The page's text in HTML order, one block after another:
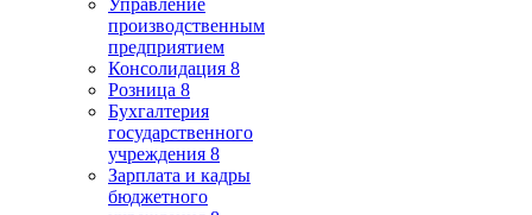
Управление
производственным
предприятием
Консолидация 8
Розница 8
Бухгалтерия
государственного
учреждения 8
Зарплата и кадры
бюджетного